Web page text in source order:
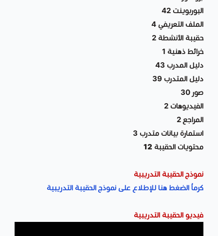
البوربوينت 42
الملف التعريفي 4
حقيبة الأنشطة 2
خرائط ذهنية 1
دليل المدرب 43
دليل المتدرب 39
صور 30
الفيديوهات 2
المراجع 2
استمارة بيانات متدرب 3
محتويات الحقيبة 12
نموذج الحقيبة التدريبية
كرماُ الضغط هنا للإطلاع على نموذج الحقيبة التدريبية
فيديو الحقيبة التدريبية